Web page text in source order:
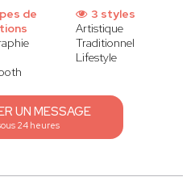
de
3 styles
Artistique
Traditionnel
Lifestyle
UN MESSAGE
24 heures